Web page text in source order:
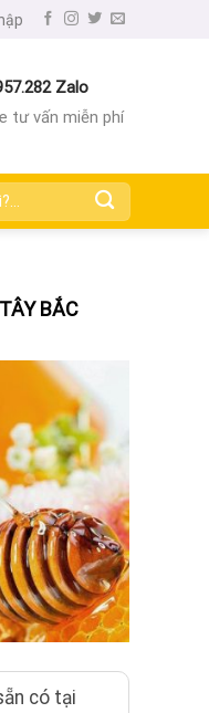
Zalo
tư vấn miễn phí
BẮC
có tại